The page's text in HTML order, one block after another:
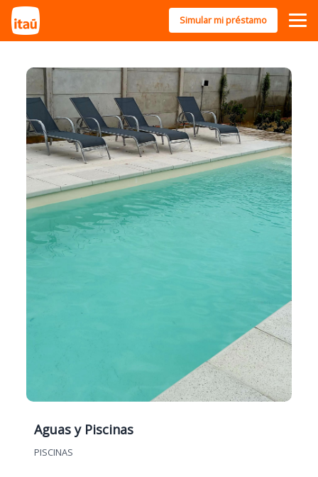
Simular mi préstamo
Aguas y Piscinas
PISCINAS